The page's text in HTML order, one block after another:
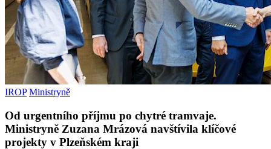
IROP Ministryně
Od urgentního příjmu po chytré tramvaje.
Ministryně Zuzana Mrázová navštívila klíčové
projekty v Plzeňském kraji